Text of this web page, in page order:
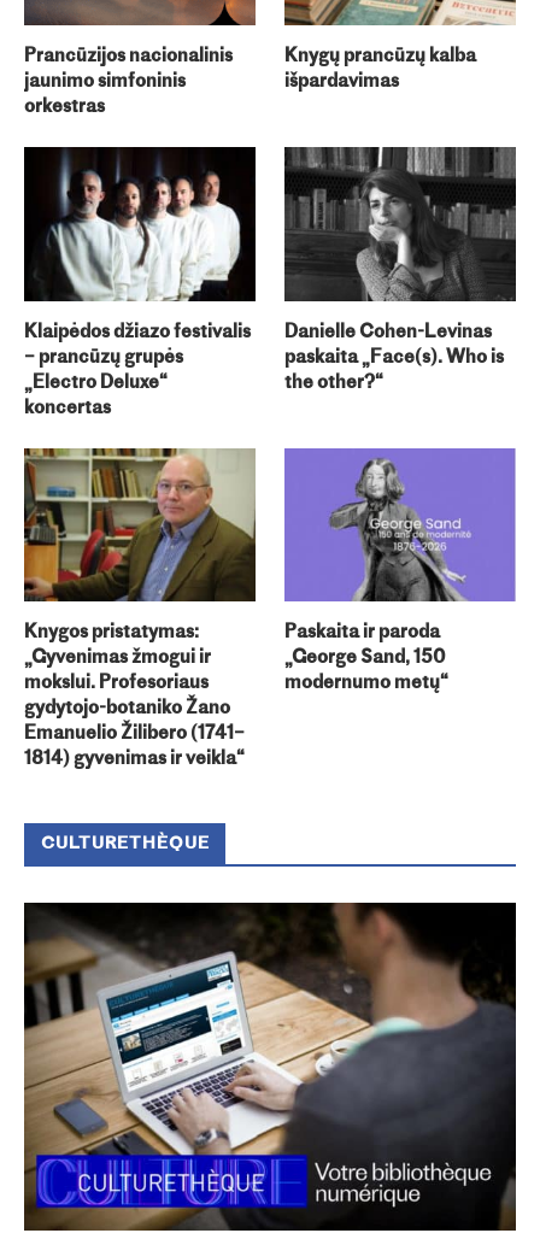
Prancūzijos nacionalinis
jaunimo simfoninis
orkestras
Knygų prancūzų kalba
išpardavimas
Klaipėdos džiazo festivalis
– prancūzų grupės
„Electro Deluxe“
koncertas
Danielle Cohen-Levinas
paskaita „Face(s). Who is
the other?“
Knygos pristatymas:
„Gyvenimas žmogui ir
mokslui. Profesoriaus
gydytojo-botaniko Žano
Emanuelio Žilibero (1741–
1814) gyvenimas ir veikla“
Paskaita ir paroda
„George Sand, 150
modernumo metų“
CULTURETHÈQUE